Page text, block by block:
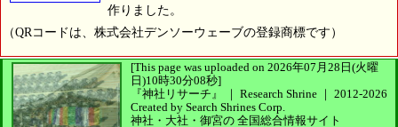
作りました。
（QRコードは、株式会社デンソーウェーブの登録商標です）
[This page was uploaded on 2026年07月28日(火曜
日)10時30分08秒]
『神社リサーチ』 ｜ Research Shrine ｜ 2012-2026
Created by Search Shrines Corp.
神社・大社・御宮の 全国総合情報サイト